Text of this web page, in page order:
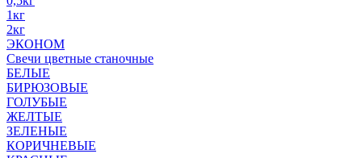
1кг
2кг
ЭКОНОМ
Свечи цветные станочные
БЕЛЫЕ
БИРЮЗОВЫЕ
ГОЛУБЫЕ
ЖЕЛТЫЕ
ЗЕЛЕНЫЕ
КОРИЧНЕВЫЕ